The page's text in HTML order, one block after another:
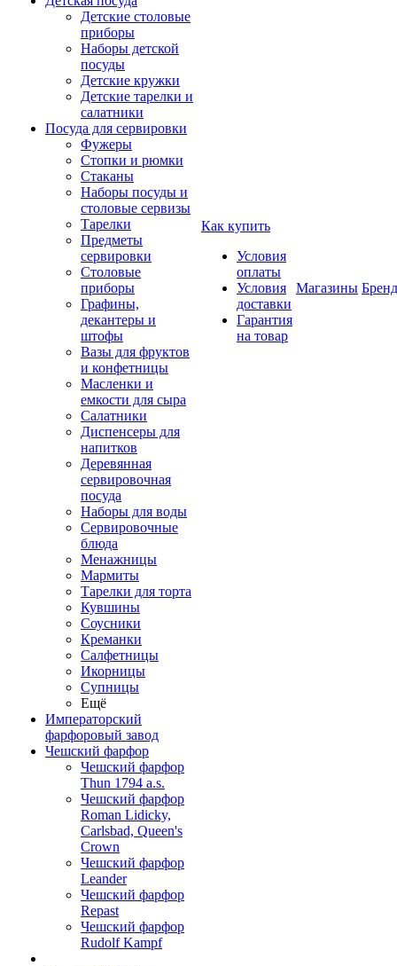
Детские столовые
приборы
Наборы детской
посуды
Детские кружки
Детские тарелки и
салатники
Посуда для сервировки
Фужеры
Стопки и рюмки
Стаканы
Наборы посуды и
столовые сервизы
Тарелки
Предметы
сервировки
Столовые
приборы
Графины,
декантеры и
штофы
Вазы для фруктов
и конфетницы
Масленки и
емкости для сыра
Салатники
Диспенсеры для
напитков
Деревянная
сервировочная
посуда
Наборы для воды
Сервировочные
блюда
Менажницы
Мармиты
Тарелки для торта
Кувшины
Соусники
Креманки
Салфетницы
Икорницы
Супницы
Ещё
Императорский
фарфоровый завод
Чешский фарфор
Чешский фарфор
Thun 1794 a.s.
Чешский фарфор
Roman Lidicky,
Carlsbad, Queen's
Crown
Чешский фарфор
Leander
Чешский фарфор
Repast
Чешский фарфор
Rudolf Kampf
Как купить
Условия
оплаты
Условия
доставки
Гарантия
на товар
Магазины